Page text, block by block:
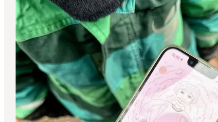
Reise Ideen
Outdoor & bike
Essen & trinken
Übernachtung